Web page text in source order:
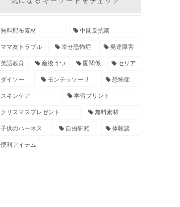
無料配布素材 中間反抗期
ママ友トラブル 幸せ恐怖症 発達障害
英語教育 産後うつ 園関係 セリア
ダイソー モンテッソーリ 恐怖症
スキンケア 学習プリント
クリスマスプレゼント 無料素材
子供のハーネス 自由研究 体験談
便利アイテム